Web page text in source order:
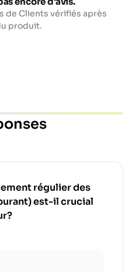
de Clients vérifiés après
produit.
régulier des
est-il crucial